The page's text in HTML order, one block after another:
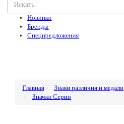
Новинки
Бренды
Спецпредложения
Главная Знаки различия и медали
Значки Серии